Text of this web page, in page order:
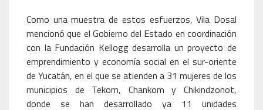
Como una muestra de estos esfuerzos, Vila Dosal
mencionó que el Gobierno del Estado en coordinación
con la Fundación Kellogg desarrolla un proyecto de
emprendimiento y economía social en el sur-oriente
de Yucatán, en el que se atienden a 31 mujeres de los
municipios de Tekom, Chankom y Chikindzonot,
donde se han desarrollado ya 11 unidades